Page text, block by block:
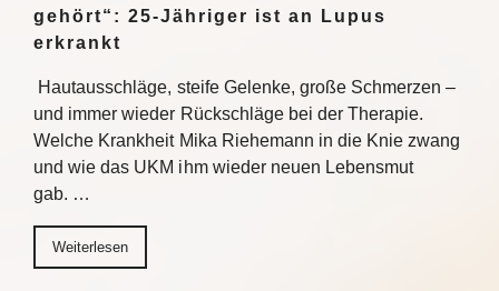
gehört“: 25-Jähriger ist an Lupus
erkrankt
Hautausschläge, steife Gelenke, große Schmerzen –
und immer wieder Rückschläge bei der Therapie.
Welche Krankheit Mika Riehemann in die Knie zwang
und wie das UKM ihm wieder neuen Lebensmut
gab. …
Weiterlesen